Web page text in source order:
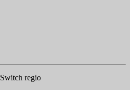
Switch regio